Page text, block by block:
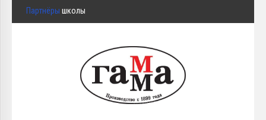
Партнёры школы